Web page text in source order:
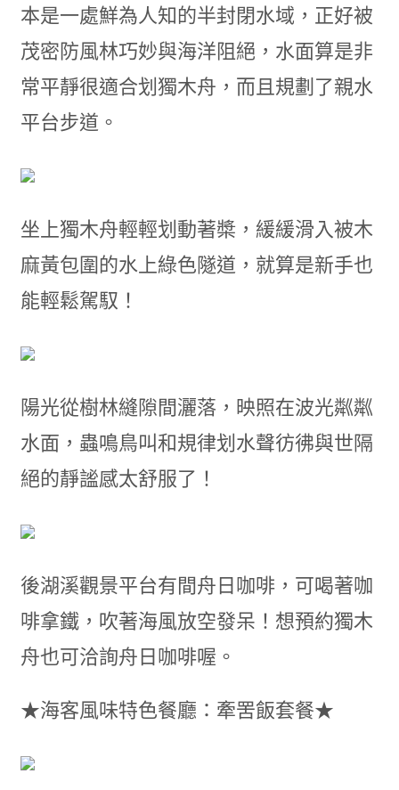
本是一處鮮為人知的半封閉水域，正好被
茂密防風林巧妙與海洋阻絕，水面算是非
常平靜很適合划獨木舟，而且規劃了親水
平台步道。
坐上獨木舟輕輕划動著槳，緩緩滑入被木
麻黃包圍的水上綠色隧道，就算是新手也
能輕鬆駕馭！
陽光從樹林縫隙間灑落，映照在波光粼粼
水面，蟲鳴鳥叫和規律划水聲彷彿與世隔
絕的靜謐感太舒服了！
後湖溪觀景平台有間舟日咖啡，可喝著咖
啡拿鐵，吹著海風放空發呆！想預約獨木
舟也可洽詢舟日咖啡喔。
★海客風味特色餐廳：牽罟飯套餐★